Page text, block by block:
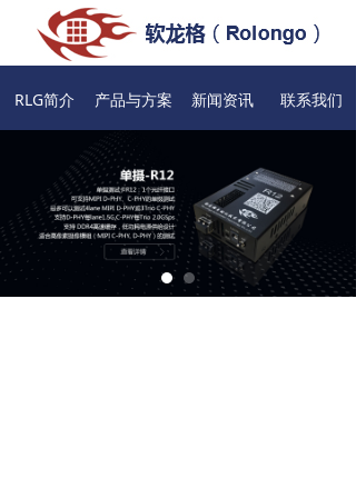
RLG简介 产品与方案 新闻资讯 联系我们